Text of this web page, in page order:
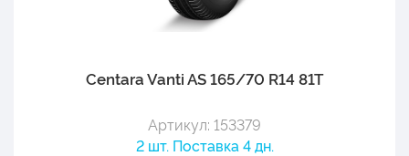
Centara Vanti AS 165/70 R14 81T
Артикул: 153379
2 шт. Поставка 4 дн.